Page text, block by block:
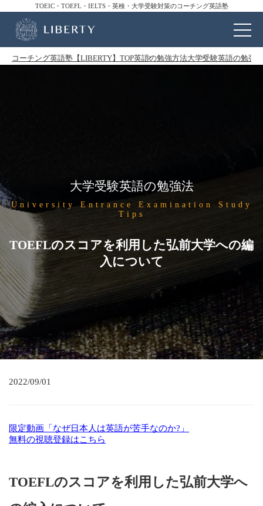
TOEIC・TOEFL・IELTS・英検・大学受験対策のコーチング英語塾
コーチング英語塾【LIBERTY】TOP英語の勉強方法大学受験英語の勉強法
大学受験英語の勉強法
University Entrance Examination Study
Tips
TOEFLのスコアを利用した弘前大学への編
入について
2022/09/01
限定動画「なぜ日本人は英語が苦手なのか?」
無料の視聴登録はこちら
TOEFLのスコアを利用した弘前大学へ